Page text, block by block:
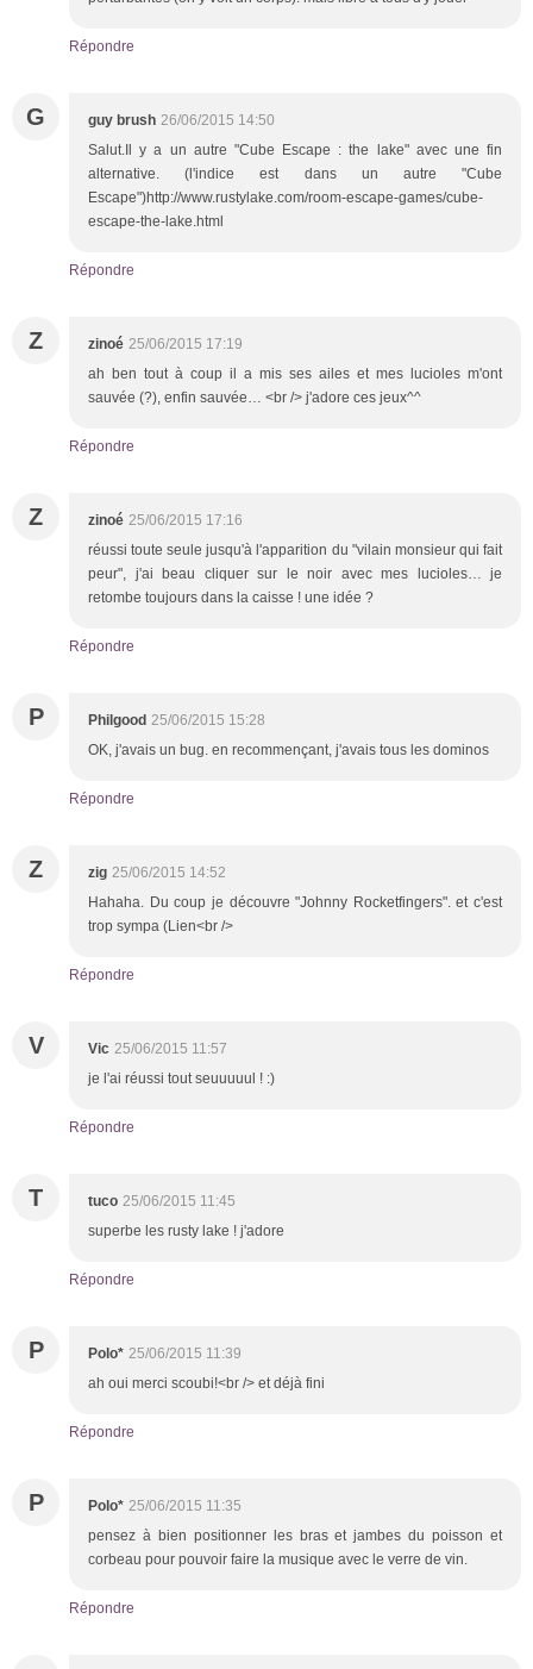
Répondre
G guy brush 26/06/2015 14:50
Salut.Il y a un autre "Cube Escape : the lake" avec une fin
alternative. (l'indice est dans un autre "Cube
Escape")http://www.rustylake.com/room-escape-games/cube-
escape-the-lake.html
Répondre
Z zinoé 25/06/2015 17:19
ah ben tout à coup il a mis ses ailes et mes lucioles m'ont
sauvée (?), enfin sauvée… <br /> j'adore ces jeux^^
Répondre
Z zinoé 25/06/2015 17:16
réussi toute seule jusqu'à l'apparition du "vilain monsieur qui fait
peur", j'ai beau cliquer sur le noir avec mes lucioles… je
retombe toujours dans la caisse ! une idée ?
Répondre
P Philgood 25/06/2015 15:28
OK, j'avais un bug. en recommençant, j'avais tous les dominos
Répondre
Z zig 25/06/2015 14:52
Hahaha. Du coup je découvre "Johnny Rocketfingers". et c'est
trop sympa (Lien<br />
Répondre
V Vic 25/06/2015 11:57
je l'ai réussi tout seuuuuul ! :)
Répondre
T tuco 25/06/2015 11:45
superbe les rusty lake ! j'adore
Répondre
P Polo* 25/06/2015 11:39
ah oui merci scoubi!<br /> et déjà fini
Répondre
P Polo* 25/06/2015 11:35
pensez à bien positionner les bras et jambes du poisson et
corbeau pour pouvoir faire la musique avec le verre de vin.
Répondre